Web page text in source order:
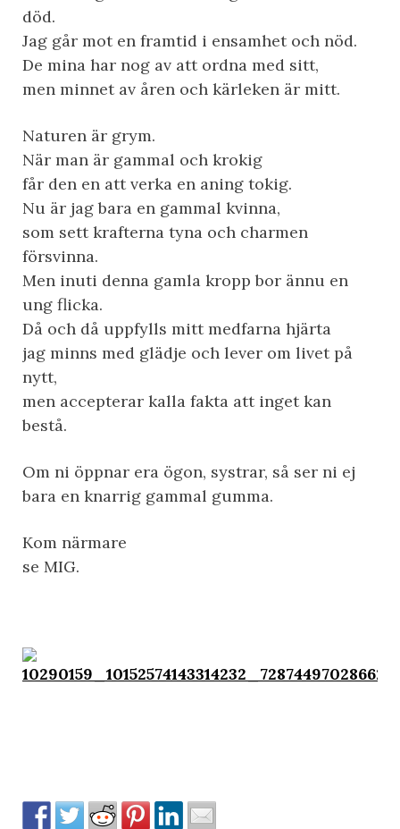
död.
Jag går mot en framtid i ensamhet och nöd.
De mina har nog av att ordna med sitt,
men minnet av åren och kärleken är mitt.
Naturen är grym.
När man är gammal och krokig
får den en att verka en aning tokig.
Nu är jag bara en gammal kvinna,
som sett krafterna tyna och charmen
försvinna.
Men inuti denna gamla kropp bor ännu en
ung flicka.
Då och då uppfylls mitt medfarna hjärta
jag minns med glädje och lever om livet på
nytt,
men accepterar kalla fakta att inget kan
bestå.
Om ni öppnar era ögon, systrar, så ser ni ej
bara en knarrig gammal gumma.
Kom närmare
se MIG.